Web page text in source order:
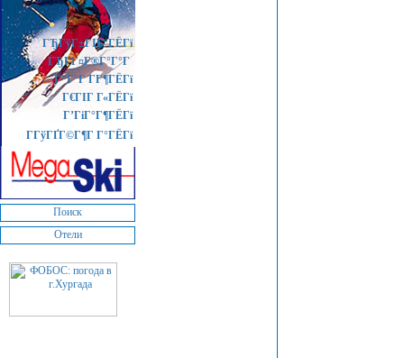
ГЂГўГ±ГІГ°ГЁГї
ГЂГ­Г¤Г®Г°Г°Г
Г”Г°Г Г­Г¶ГЁГї
Г€ГІГ Г«ГЁГї
Г’ГіГ°Г¶ГЁГї
ГГўГҐГ©Г¶Г Г°ГЁГї
Поиск
Отели